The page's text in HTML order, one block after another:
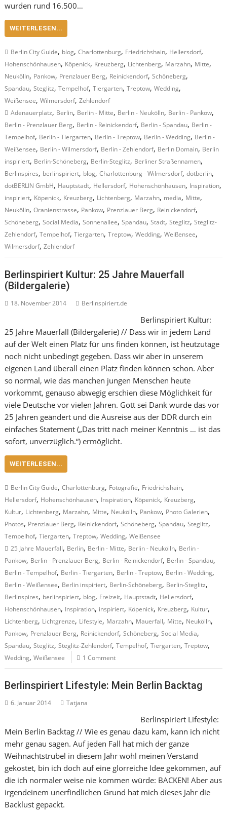
wurden rund 16.500…
WEITERLESEN...
Berlin City Guide, blog,Charlottenburg, Friedrichshain, Hellersdorf,
Hohenschönhausen, Köpenick, Kreuzberg, Lichtenberg, Marzahn, Mitte,
Neukölln, Pankow, Prenzlauer Berg, Reinickendorf,Schöneberg,
Spandau,Steglitz,Tempelhof,Tiergarten,Treptow,Wedding,
Weißensee,Wilmersdorf,Zehlendorf
Adenauerplatz, Berlin, Berlin - Mitte, Berlin - Neukölln, Berlin - Pankow,
Berlin - Prenzlauer Berg, Berlin - Reinickendorf, Berlin - Spandau, Berlin -
Tempelhof, Berlin - Tiergarten, Berlin - Treptow, Berlin - Wedding, Berlin -
Weißensee, Berlin - Wilmersdorf, Berlin - Zehlendorf, Berlin Domain, Berlin
inspiriert, Berlin-Schöneberg, Berlin-Steglitz, Berliner Straßennamen,
Berlinspires, berlinspiriert, blog,Charlottenburg - Wilmersdorf,dotberlin,
dotBERLIN GmbH, Hauptstadt, Hellersdorf, Hohenschönhausen, Inspiration,
inspiriert, Köpenick, Kreuzberg, Lichtenberg, Marzahn, media, Mitte,
Neukölln,Oranienstrasse, Pankow, Prenzlauer Berg, Reinickendorf,
Schöneberg,Social Media,Sonnenallee,Spandau,Stadt,Steglitz,Steglitz-
Zehlendorf,Tempelhof,Tiergarten,Treptow,Wedding,Weißensee,
Wilmersdorf,Zehlendorf
Berlinspiriert Kultur: 25 Jahre Mauerfall
(Bildergalerie)
18. November 2014 Berlinspiriert.de
Berlinspiriert Kultur:
25 Jahre Mauerfall (Bildergalerie) // Dass wir in jedem Land
auf der Welt einen Platz für uns finden können, ist heutzutage
noch nicht unbedingt gegeben. Dass wir aber in unserem
eigenen Land überall einen Platz finden können schon. Aber
so normal, wie das manchen jungen Menschen heute
vorkommt, genauso abwegig erschien diese Möglichkeit für
viele Deutsche vor vielen Jahren. Gott sei Dank wurde das vor
25 Jahren geändert und die Ausreise aus der DDR durch ein
einfaches Statement („Das tritt nach meiner Kenntnis … ist das
sofort, unverzüglich.“) ermöglicht.
WEITERLESEN...
Berlin City Guide,Charlottenburg, Fotografie, Friedrichshain,
Hellersdorf, Hohenschönhausen, Inspiration, Köpenick, Kreuzberg,
Kultur, Lichtenberg, Marzahn, Mitte, Neukölln, Pankow, Photo Galerien,
Photos, Prenzlauer Berg, Reinickendorf,Schöneberg,Spandau,Steglitz,
Tempelhof,Tiergarten,Treptow,Wedding,Weißensee
25 Jahre Mauerfall, Berlin, Berlin - Mitte, Berlin - Neukölln, Berlin -
Pankow, Berlin - Prenzlauer Berg, Berlin - Reinickendorf, Berlin - Spandau,
Berlin - Tempelhof, Berlin - Tiergarten, Berlin - Treptow, Berlin - Wedding,
Berlin - Weißensee, Berlin inspiriert, Berlin-Schöneberg, Berlin-Steglitz,
Berlinspires, berlinspiriert, blog, Freizeit, Hauptstadt, Hellersdorf,
Hohenschönhausen, Inspiration, inspiriert, Köpenick, Kreuzberg, Kultur,
Lichtenberg, Lichtgrenze, Lifestyle, Marzahn, Mauerfall, Mitte, Neukölln,
Pankow, Prenzlauer Berg, Reinickendorf,Schöneberg,Social Media,
Spandau,Steglitz,Steglitz-Zehlendorf,Tempelhof,Tiergarten,Treptow,
Wedding,Weißensee 1 Comment
Berlinspiriert Lifestyle: Mein Berlin Backtag
6. Januar 2014 Tatjana
Berlinspiriert Lifestyle:
Mein Berlin Backtag // Wie es genau dazu kam, kann ich nicht
mehr genau sagen. Auf jeden Fall hat mich der ganze
Weihnachtstrubel in diesem Jahr wohl meinen Verstand
gekostet, bin ich doch auf eine glorreiche Idee gekommen, auf
die ich normaler weise nie kommen würde: BACKEN! Aber aus
irgendeinem unerfindlichen Grund hat mich dieses Jahr die
Backlust gepackt.